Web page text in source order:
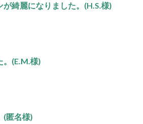
綺麗になりました。(H.S.様)
。(E.M.様)
(匿名様)